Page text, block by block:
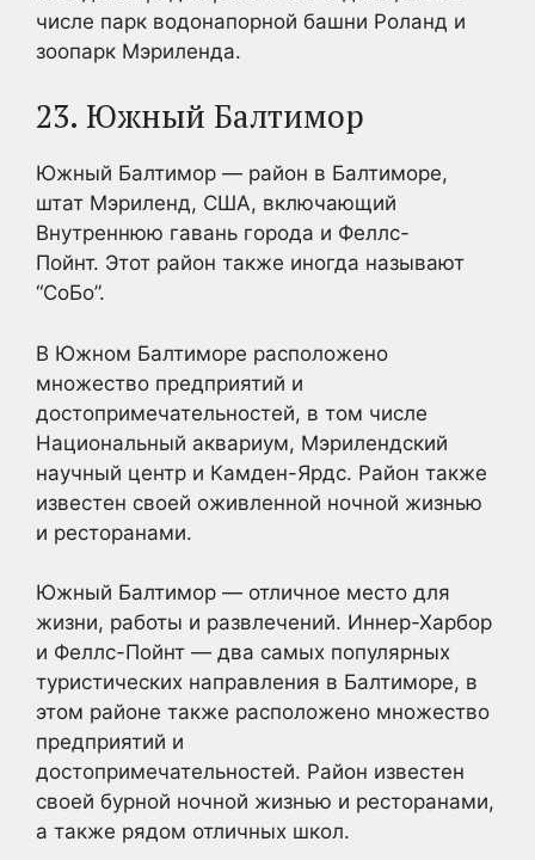
числе парк водонапорной башни Роланд и
зоопарк Мэриленда.
23. Южный Балтимор
Южный Балтимор — район в Балтиморе,
штат Мэриленд, США, включающий
Внутреннюю гавань города и Феллс-
Пойнт. Этот район также иногда называют
“СоБо”.
В Южном Балтиморе расположено
множество предприятий и
достопримечательностей, в том числе
Национальный аквариум, Мэрилендский
научный центр и Камден-Ярдс. Район также
известен своей оживленной ночной жизнью
и ресторанами.
Южный Балтимор — отличное место для
жизни, работы и развлечений. Иннер-Харбор
и Феллс-Пойнт — два самых популярных
туристических направления в Балтиморе, в
этом районе также расположено множество
предприятий и
достопримечательностей. Район известен
своей бурной ночной жизнью и ресторанами,
а также рядом отличных школ.